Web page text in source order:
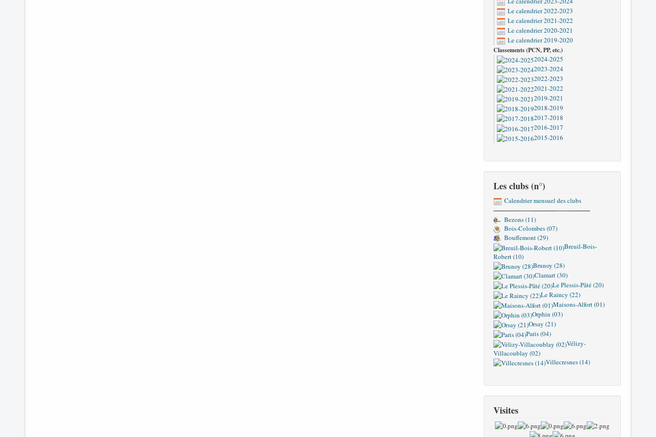
Le calendrier 2022-2023
Le calendrier 2021-2022
Le calendrier 2020-2021
Le calendrier 2019-2020
Classements (PCN, PP, etc.)
2024-2025
2023-2024
2022-2023
2021-2022
2019-2021
2018-2019
2017-2018
2016-2017
2015-2016
Les clubs (n°)
Calendrier mensuel des clubs
Bezons (11)
Bois-Colombes (07)
Bouffemont (29)
Breuil-Bois-
Robert (10)
Brunoy (28)
Clamart (30)
Le Plessis-Pâté (20)
Le Raincy (22)
Maisons-Alfort (01)
Orphin (03)
Orsay (21)
Paris (04)
Vélizy-
Villacoublay (02)
Villecresnes (14)
Visites